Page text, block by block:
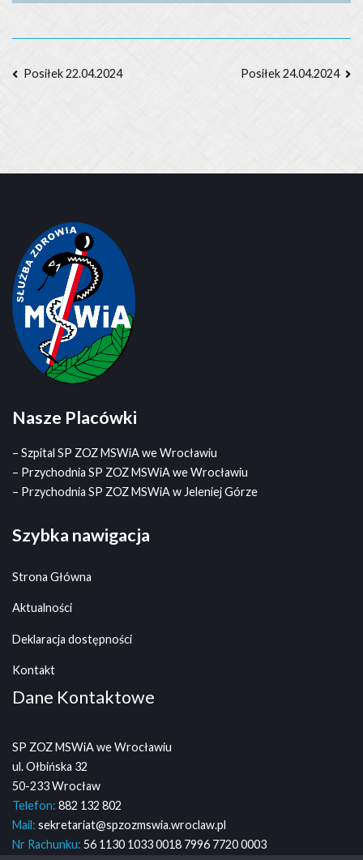
Nawigacja
Posiłek 22.04.2024 Posiłek 24.04.2024
Nasze Placówki
– Szpital SP ZOZ MSWiA we Wrocławiu
– Przychodnia SP ZOZ MSWiA we Wrocławiu
– Przychodnia SP ZOZ MSWiA w Jeleniej Górze
Szybka nawigacja
Strona Główna
Aktualności
Deklaracja dostępności
Kontakt
Dane Kontaktowe
SP ZOZ MSWiA we Wrocławiu
ul. Ołbińska 32
50-233 Wrocław
Telefon: 882 132 802
Mail: sekretariat@spzozmswia.wroclaw.pl
Nr Rachunku: 56 1130 1033 0018 7996 7720 0003